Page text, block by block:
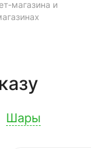
магазина и
Шары